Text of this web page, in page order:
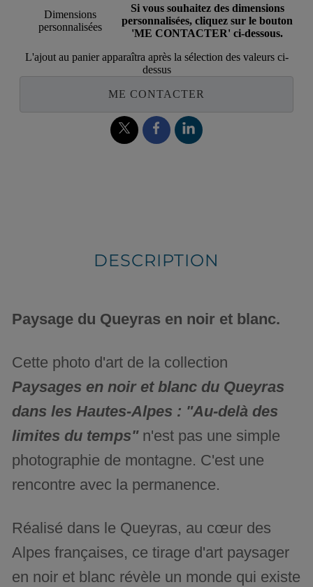
Dimensions
personnalisées
Si vous souhaitez des dimensions
personnalisées, cliquez sur le bouton
'ME CONTACTER' ci-dessous.
L'ajout au panier apparaîtra après la sélection des valeurs ci-
dessus
ME CONTACTER
DESCRIPTION
Paysage du Queyras en noir et blanc.
Cette photo d'art de la collection
Paysages en noir et blanc du Queyras
dans les Hautes-Alpes : "Au-delà des
limites du temps"n'est pas une simple
photographie de montagne. C'est une
rencontre avec la permanence.
Réalisé dans le Queyras, au cœur des
Alpes françaises, ce tirage d'art paysager
en noir et blanc révèle un monde qui existe